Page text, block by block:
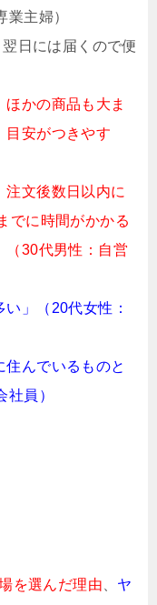
主婦）
日には届くので便
ほかの商品も大ま
目安がつきやす
注文後数日以内に
でに時間がかかる
（30代男性：自営
い」（20代女性：
住んでいるものと
員）
を選んだ理由 ヤ